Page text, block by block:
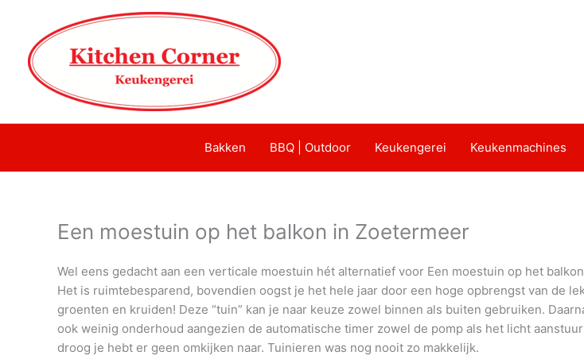
Bakken BBQ | Outdoor Keukengerei Keukenmachines
Een moestuin op het balkon in Zoetermeer
Wel eens gedacht aan een verticale moestuin hét alternatief voor Een moestuin op het
Het is ruimtebesparend, bovendien oogst je het hele jaar door een hoge opbrengst van de
groenten en kruiden! Deze “tuin” kan je naar keuze zowel binnen als buiten gebruiken.
ook weinig onderhoud aangezien de automatische timer zowel de pomp als het licht
droog je hebt er geen omkijken naar. Tuinieren was nog nooit zo makkelijk.